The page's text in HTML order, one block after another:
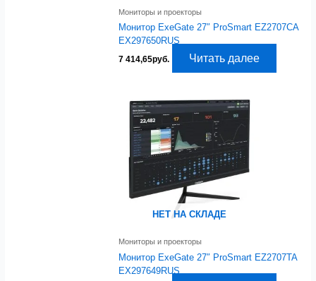
Мониторы и проекторы
Монитор ExeGate 27″ ProSmart EZ2707CA
EX297650RUS
7 414,65руб. Читать далее
НЕТ НА СКЛАДЕ
Мониторы и проекторы
Монитор ExeGate 27″ ProSmart EZ2707TA
EX297649RUS